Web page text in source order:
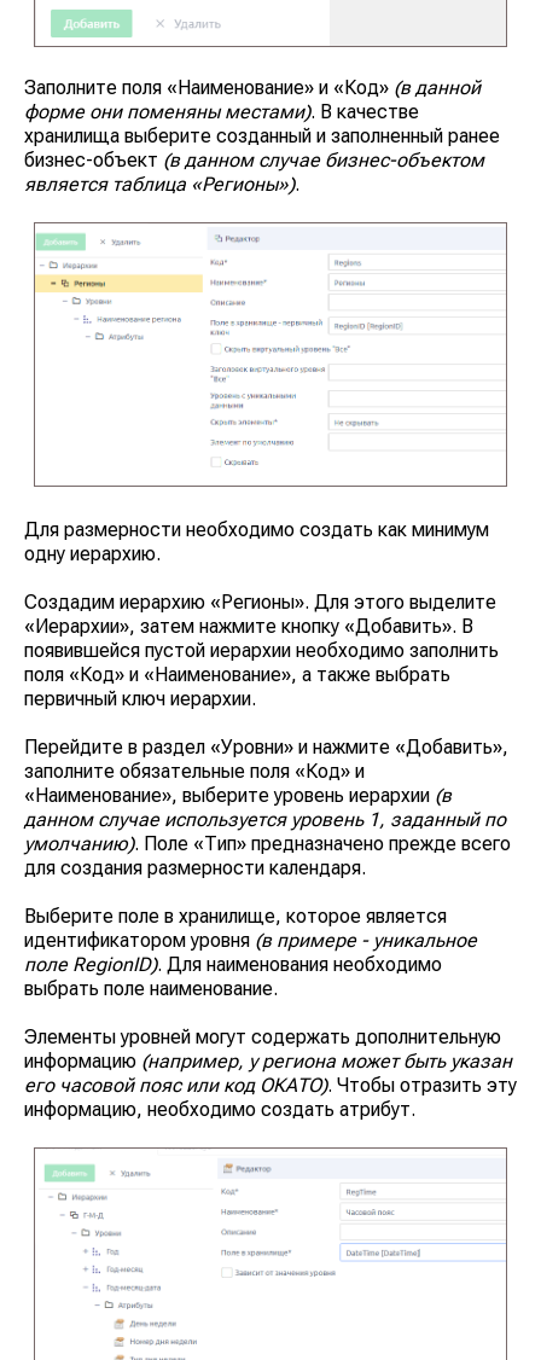
Заполните поля «Наименование» и «Код» (в данной
форме они поменяны местами). В качестве
хранилища выберите созданный и заполненный ранее
бизнес-объект (в данном случае бизнес-объектом
является таблица «Регионы»).
Для размерности необходимо создать как минимум
одну иерархию.
Создадим иерархию «Регионы». Для этого выделите
«Иерархии», затем нажмите кнопку «Добавить». В
появившейся пустой иерархии необходимо заполнить
поля «Код» и «Наименование», а также выбрать
первичный ключ иерархии.
Перейдите в раздел «Уровни» и нажмите «Добавить»,
заполните обязательные поля «Код» и
«Наименование», выберите уровень иерархии (в
данном случае используется уровень 1, заданный по
умолчанию). Поле «Тип» предназначено прежде всего
для создания размерности календаря.
Выберите поле в хранилище, которое является
идентификатором уровня (в примере - уникальное
поле RegionID). Для наименования необходимо
выбрать поле наименование.
Элементы уровней могут содержать дополнительную
информацию (например, у региона может быть указан
его часовой пояс или код ОКАТО). Чтобы отразить эту
информацию, необходимо создать атрибут.